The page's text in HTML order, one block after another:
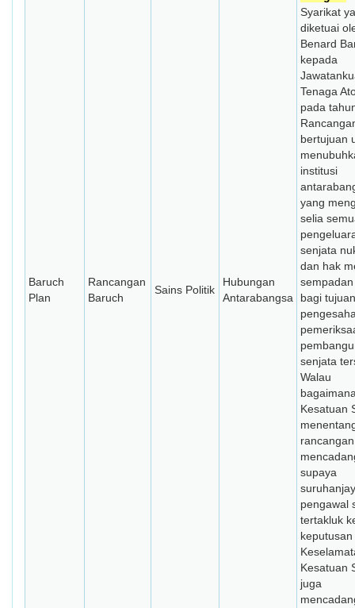
Baruch
Plan
Rancangan
Baruch
Sains Politik
Hubungan
Antarabangsa
Syarikat
diketuai
Benard
kepada
Tenaga
pada
bertujuan
institusi
yang
selia
senjata
dan hak
bagi tujuan
senjata
Walau
Kesatuan
supaya
pengawal
tertakluk
Kesatuan
juga